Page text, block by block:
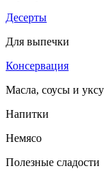
Десерты
Для выпечки
Консервация
Масла, соусы и
Напитки
Немясо
Полезные сладости